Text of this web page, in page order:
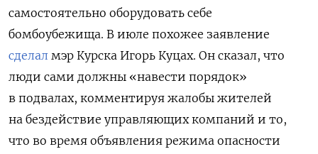
самостоятельно оборудовать себе
бомбоубежища. В июле похожее заявление
сделал мэр Курска Игорь Куцах. Он сказал, что
люди сами должны «навести порядок»
в подвалах, комментируя жалобы жителей
на бездействие управляющих компаний и то,
что во время объявления режима опасности